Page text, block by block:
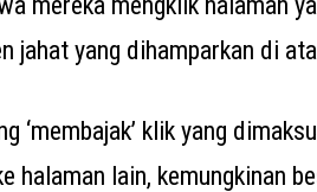
jahat yang dihamparkan di
‘membajak’ klik yang
halaman lain, kemungkinan